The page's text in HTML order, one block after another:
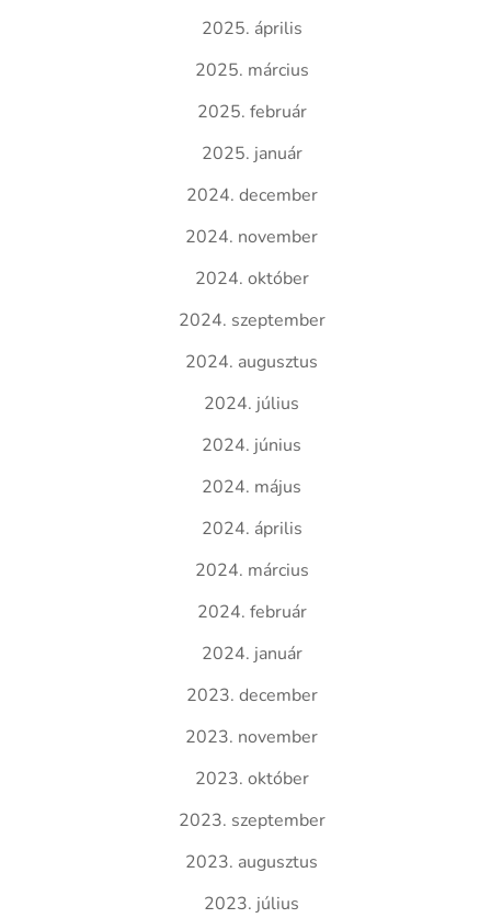
2025. április
2025. március
2025. február
2025. január
2024. december
2024. november
2024. október
2024. szeptember
2024. augusztus
2024. július
2024. június
2024. május
2024. április
2024. március
2024. február
2024. január
2023. december
2023. november
2023. október
2023. szeptember
2023. augusztus
2023. július